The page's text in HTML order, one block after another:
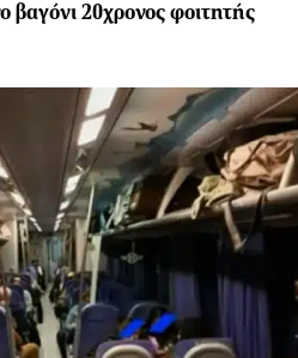
βαγόνι 20χρονος φοιτητής